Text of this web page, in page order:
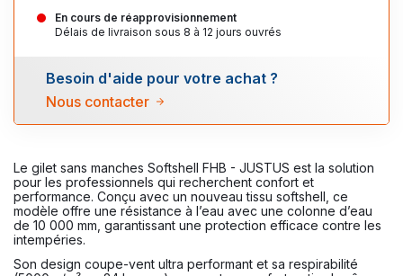
Le gilet sans manches Softshell FHB - JUSTUS est la solution
pour les professionnels qui recherchent confort et
performance. Conçu avec un nouveau tissu softshell, ce
modèle offre une résistance à l’eau avec une colonne d’eau
de 10 000 mm, garantissant une protection efficace contre les
intempéries.
Son design coupe-vent ultra performant et sa respirabilité
En cours de réapprovisionnement
Délais de livraison sous 8 à 12 jours ouvrés
Besoin d'aide pour votre achat ?
Nous contacter